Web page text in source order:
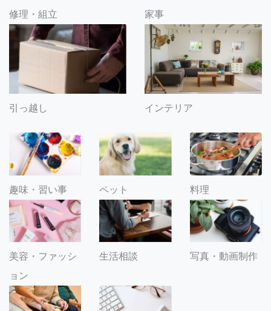
修理・組立 家事
引っ越し インテリア
趣味・習い事 ペット 料理
美容・ファッシ
ョン
生活相談 写真・動画制作